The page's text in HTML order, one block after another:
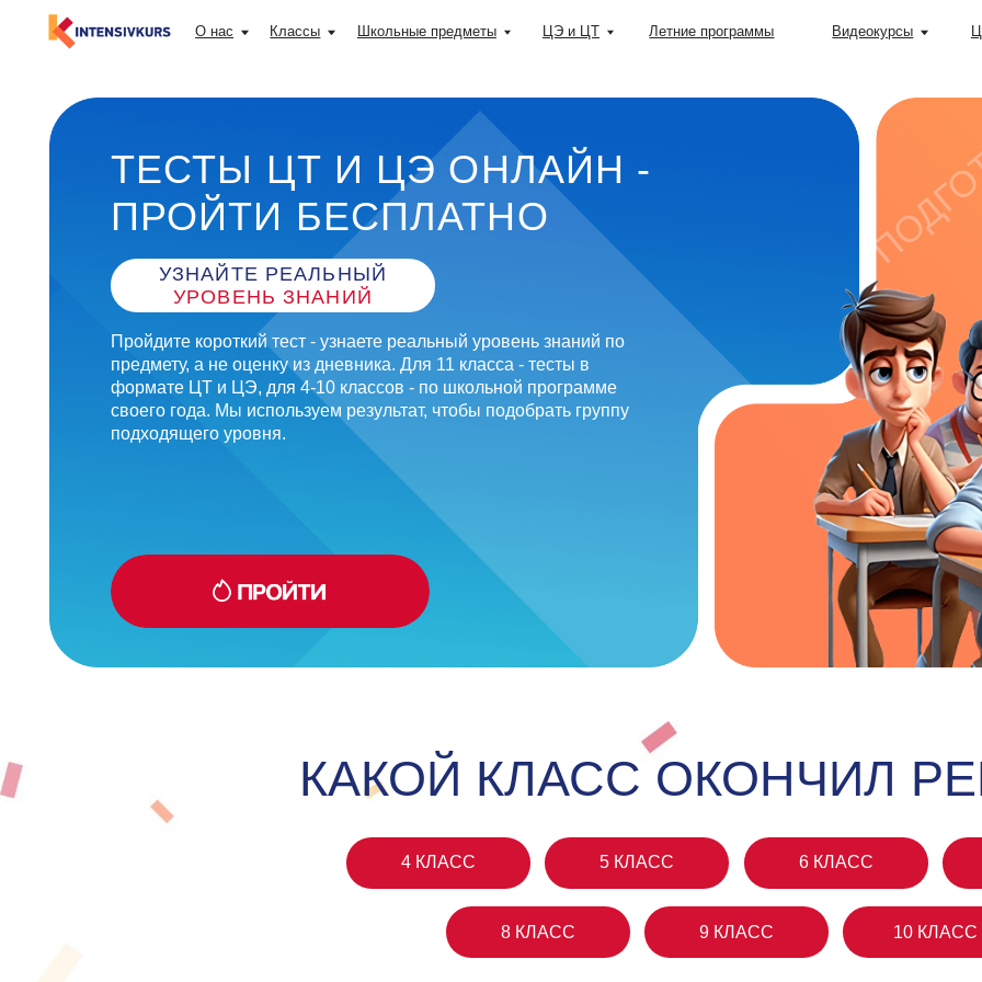
О нас Классы Школьные предметы ЦЭ и ЦТ Летние программы Видеокурсы Цены
ТЕСТЫ ЦТ И ЦЭ ОНЛАЙН -
ПРОЙТИ БЕСПЛАТНО
Пройдите короткий тест - узнаете реальный уровень знаний по
предмету, а не оценку из дневника. Для 11 класса - тесты в
формате ЦТ и ЦЭ, для 4-10 классов - по школьной программе
своего года. Мы используем результат, чтобы подобрать группу
подходящего уровня.
ПОДГОТОВКА
ЦЭ
УЗНАЙТЕ РЕАЛЬНЫЙ
УРОВЕНЬ ЗНАНИЙ
4 КЛАСС 5 КЛАСС 6 КЛАСС 7 КЛАСС